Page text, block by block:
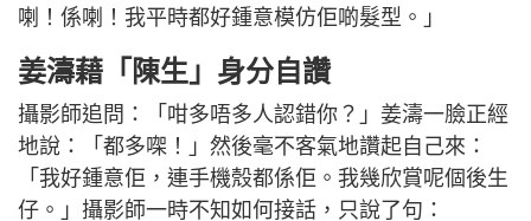
喇！係喇！我平時都好鍾意模仿佢啲髮型。」
姜濤藉「陳生」身分自讚
攝影師追問：「咁多唔多人認錯你？」姜濤一臉正經
地說：「都多㗎！」然後毫不客氣地讚起自己來：
「我好鍾意佢，連手機殼都係佢。我幾欣賞呢個後生
仔。」攝影師一時不知如何接話，只說了句：